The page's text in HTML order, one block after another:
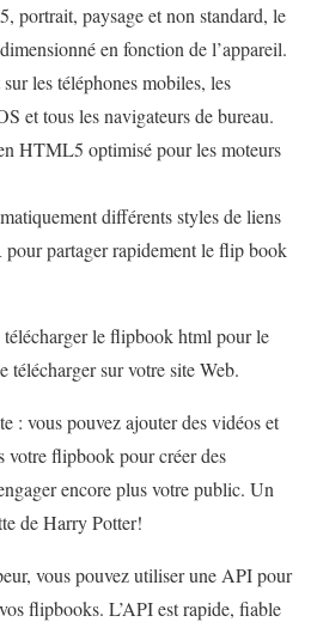
portrait, paysage et non standard, le
en fonction de l’appareil.
les téléphones mobiles, les
et tous les navigateurs de bureau.
HTML5 optimisé pour les moteurs
différents styles de liens
pour partager rapidement le flip book
télécharger le flipbook html pour le
télécharger sur votre site Web.
: vous pouvez ajouter des vidéos et
votre flipbook pour créer des
encore plus votre public. Un
de Harry Potter!
vous pouvez utiliser une API pour
flipbooks. L’API est rapide, fiable